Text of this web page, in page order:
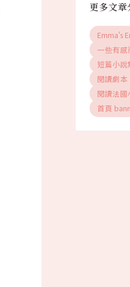
更多文章
Emma's
一些有感
短篇小說
閱讀劇本
閱讀法國
首頁